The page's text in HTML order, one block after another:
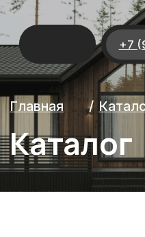
+7 (995) 392-
Каталог
Каталог
/
Главная